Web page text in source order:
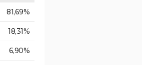
81,69%
18,31%
6,90%